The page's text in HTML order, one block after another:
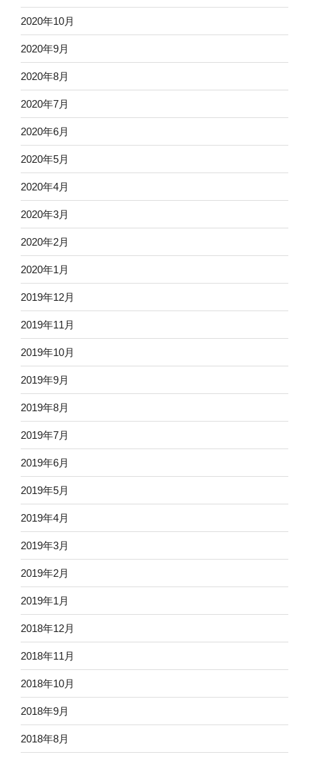
2020年10月
2020年9月
2020年8月
2020年7月
2020年6月
2020年5月
2020年4月
2020年3月
2020年2月
2020年1月
2019年12月
2019年11月
2019年10月
2019年9月
2019年8月
2019年7月
2019年6月
2019年5月
2019年4月
2019年3月
2019年2月
2019年1月
2018年12月
2018年11月
2018年10月
2018年9月
2018年8月